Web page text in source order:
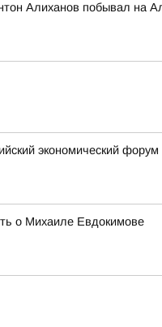
Алиханов побывал на
экономический форум
о Михаиле Евдокимове